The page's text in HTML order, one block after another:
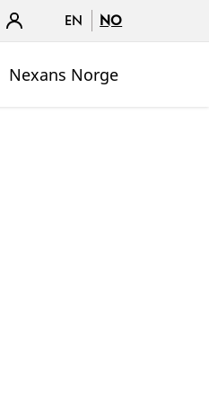
EN NO
Nexans Norge